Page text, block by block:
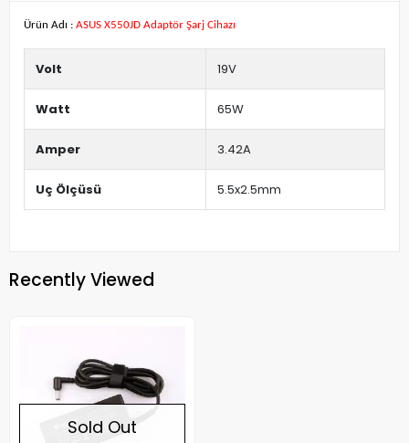
Ürün Adı : ASUS X550JD Adaptör Şarj Cihazı
Volt 19V
Watt 65W
Amper 3.42A
Uç Ölçüsü 5.5x2.5mm
Recently Viewed
Sold Out